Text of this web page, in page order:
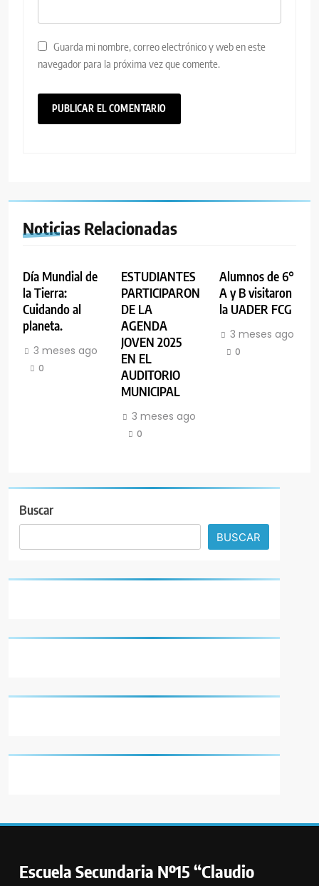
Guarda mi nombre, correo electrónico y web en este
navegador para la próxima vez que comente.
Noticias Relacionadas
Día Mundial de
la Tierra:
Cuidando al
planeta.
3 meses ago
0
ESTUDIANTES
PARTICIPARON
DE LA
AGENDA
JOVEN 2025
EN EL
AUDITORIO
MUNICIPAL
3 meses ago
0
Alumnos de 6°
A y B visitaron
la UADER FCG
3 meses ago
0
Buscar
BUSCAR
Escuela Secundaria Nº15 “Claudio